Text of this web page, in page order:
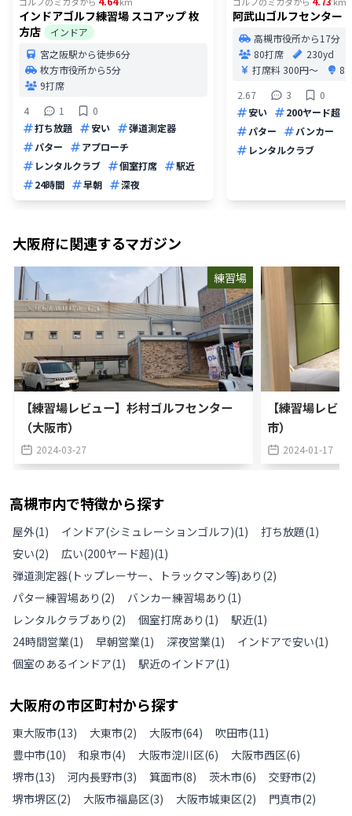
インドアゴルフ練習場 スコアップ 枚
方店
インドア
宮之阪駅から徒歩6分
枚方市役所から5分
9打席
4
1
0
打ち放題
安い
弾道測定器
パター
アプローチ
レンタルクラブ
個室打席
駅近
24時間
早朝 深夜
阿武山ゴルフセンター
高槻市役所から17分
80打席
230yd
打席料300円〜
2.67
3
0
安い
200ヤード超
パター
バンカー
レンタルクラブ
大阪府に関連するマガジン
練習場
【練習場レビュー】杉村ゴルフセンター
（大阪市）
2024-03-27
【練習場レビ
市）
2024-01-17
高槻市内で特徴から探す
屋外(1) インドア(シミュレーションゴルフ)(1) 打ち放題(1)
安い(2) 広い(200ヤード超)(1)
弾道測定器(トップレーサー、トラックマン等)あり (2)
パター練習場あり (2) バンカー練習場あり (1)
レンタルクラブあり (2) 個室打席あり (1) 駅近(1)
24時間営業(1) 早朝営業(1) 深夜営業(1) インドアで安い(1)
個室のあるインドア(1) 駅近のインドア(1)
大阪府の市区町村から探す
東大阪市(13) 大東市(2) 大阪市(64) 吹田市(11)
豊中市(10) 和泉市(4) 大阪市淀川区(6) 大阪市西区(6)
堺市(13) 河内長野市(3) 箕面市(8) 茨木市(6) 交野市(2)
堺市堺区(2) 大阪市福島区(3) 大阪市城東区(2) 門真市(2)